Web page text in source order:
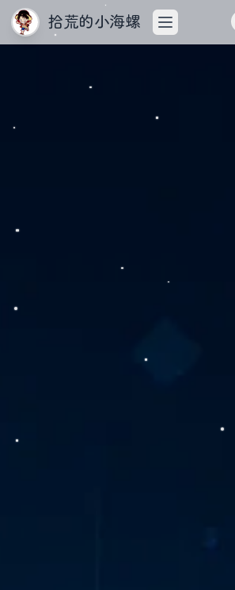
拾荒的小海螺